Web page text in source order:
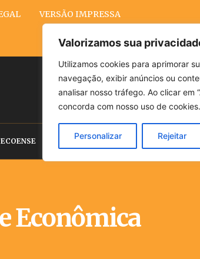
Valorizamos sua
Utilizamos cookies para aprimorar
navegação, exibir anúncios ou
analisar nosso tráfego. Ao clicar em
concorda com nosso uso de cookies.
Personalizar Rejeitar
VERSÃO IMPRESSA
POLÍTICA CLIMA
Econômica